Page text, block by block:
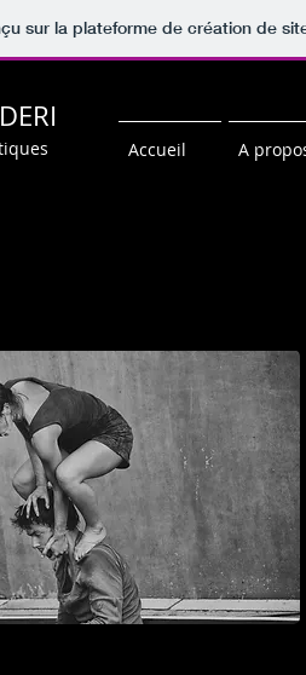
sur la plateforme de création de
Accueil A